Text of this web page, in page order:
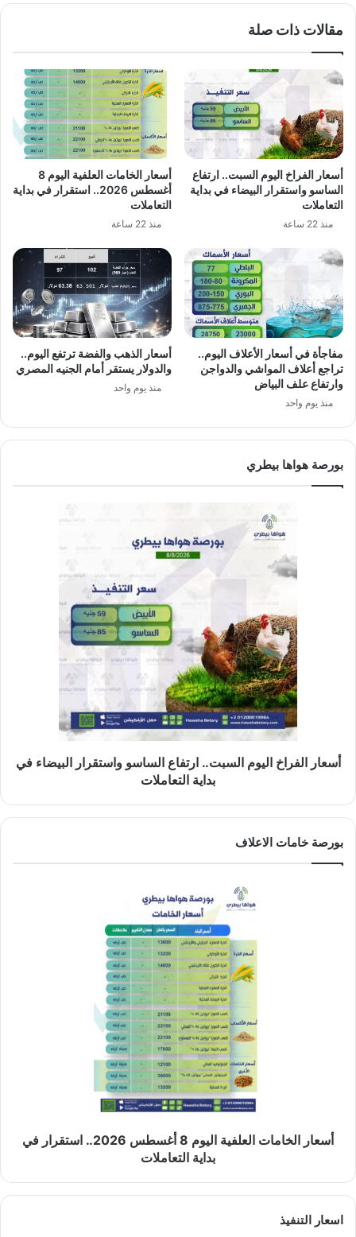
مقالات ذات صلة
أسعار الفراخ اليوم السبت.. ارتفاع
الساسو واستقرار البيضاء في بداية
التعاملات
منذ 22 ساعة
أسعار الخامات العلفية اليوم 8
أغسطس 2026.. استقرار في بداية
التعاملات
منذ 22 ساعة
مفاجأة في أسعار الأعلاف اليوم..
تراجع أعلاف المواشي والدواجن
وارتفاع علف البياض
منذ يوم واحد
أسعار الذهب والفضة ترتفع اليوم..
والدولار يستقر أمام الجنيه المصري
منذ يوم واحد
بورصة هواها بيطري
أسعار الفراخ اليوم السبت.. ارتفاع الساسو واستقرار البيضاء في
بداية التعاملات
بورصة خامات الاعلاف
أسعار الخامات العلفية اليوم 8 أغسطس 2026.. استقرار في
بداية التعاملات
اسعار التنفيذ